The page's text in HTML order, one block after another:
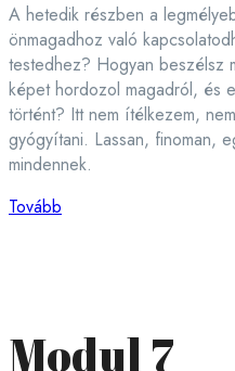
A hetedik részben a
önmagadhoz való
testedhez? Hogyan beszélsz
képet hordozol magadról, és
történt? Itt nem ítélkezem,
gyógyítani. Lassan, finoman,
mindennek.
Tovább
Modul 7